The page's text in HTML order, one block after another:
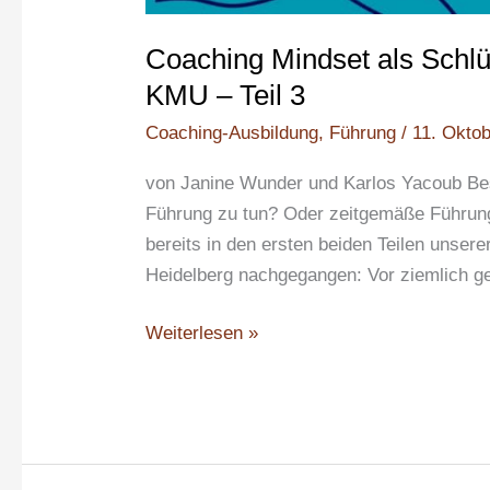
Coaching Mindset als
KMU – Teil 3
Coaching-Ausbildung, Führung / 11.
von Janine Wunder und Karlos Yacoub
Führung zu tun? Oder zeitgemäße
bereits in den ersten beiden Teilen
Heidelberg nachgegangen: Vor ziemlich
Weiterlesen »